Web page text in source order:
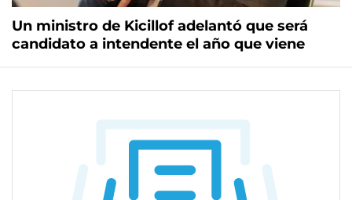
Un ministro de Kicillof adelantó que será
candidato a intendente el año que viene